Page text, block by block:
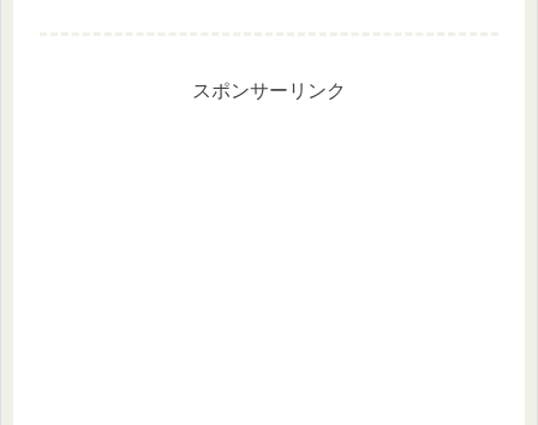
スポンサーリンク